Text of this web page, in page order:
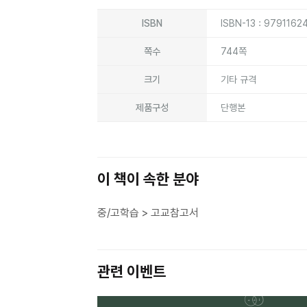
ISBN ISBN-13 :
쪽수 744쪽
크기 기타 규격
제품구성 단행본
이 책이 속한 분야
중/고학습 > 고교참고서
관련 이벤트